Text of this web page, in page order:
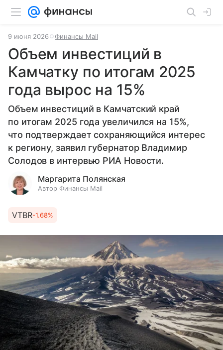
9 июня 2026 Финансы Mail
Объем инвестиций в
Камчатку по итогам 2025
года вырос на 15%
Объем инвестиций в Камчатский край
по итогам 2025 года увеличился на 15%,
что подтверждает сохраняющийся интерес
к региону, заявил губернатор Владимир
Солодов в интервью РИА Новости.
Маргарита Полянская
Автор Финансы Mail
VTBR-1.68%